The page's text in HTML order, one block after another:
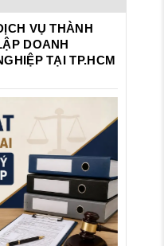
VỤ THÀNH
DOANH
TẠI TP.HCM